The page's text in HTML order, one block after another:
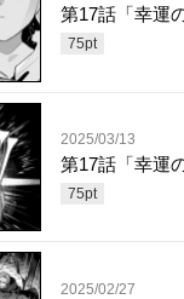
第17話「幸運
75pt
2025/03/13
第17話「幸運
75pt
2025/02/27